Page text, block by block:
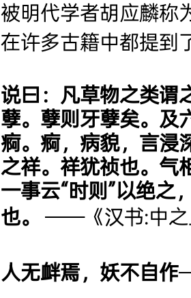
被明代学者胡应麟称
在许多古籍中都提到
说曰：凡草物之类谓
孽。孽则牙孽矣。及
痾。痾，病貌，言浸
之祥。祥犹祯也。气
一事云“时则”以绝之
也。 ——《汉书:中之
人无衅焉，妖不自作